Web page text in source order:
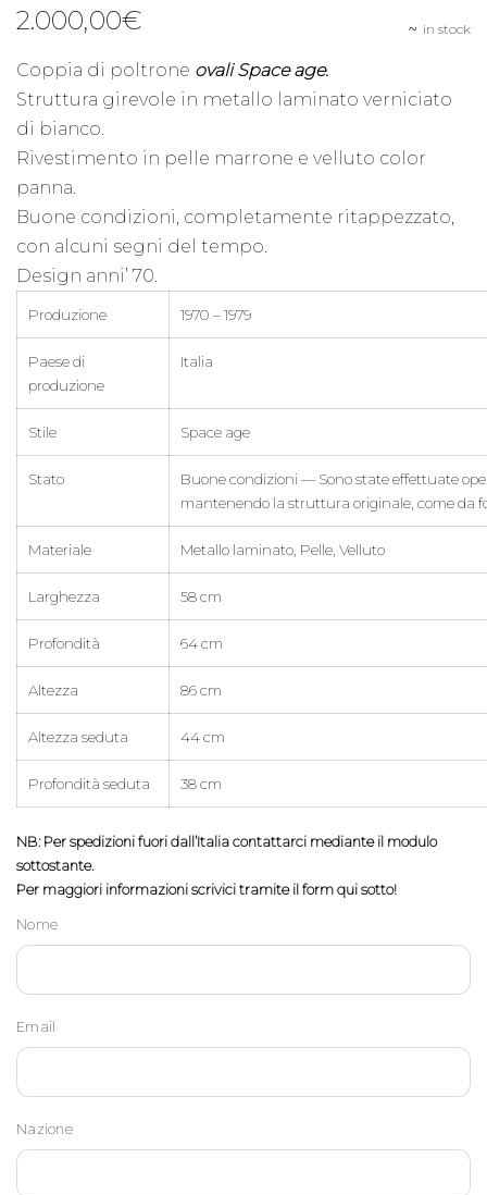
in stock
2.000,00€
Coppia di poltrone ovali Space age.
Struttura girevole in metallo laminato verniciato
di bianco.
Rivestimento in pelle marrone e velluto color
panna.
Buone condizioni, completamente ritappezzato,
con alcuni segni del tempo.
Design anni’ 70.
Produzione 1970 – 1979
Paese di
produzione
Italia
Stile Space age
Stato
Buone condizioni — Sono state effettuate
mantenendo la struttura originale, come da
Materiale Metallo laminato, Pelle, Velluto
Larghezza 58 cm
Profondità 64 cm
Altezza 86 cm
Altezza seduta 44 cm
Profondità seduta 38 cm
NB: Per spedizioni fuori dall’Italia contattarci mediante il modulo
sottostante.
Per maggiori informazioni scrivici tramite il form qui sotto!
Nome
Email
Nazione